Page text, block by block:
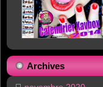
Archives